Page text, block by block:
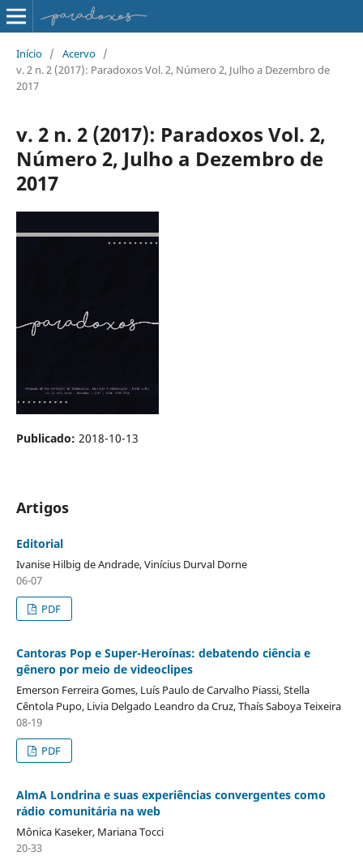
Início / Acervo /
v. 2 n. 2 (2017): Paradoxos Vol. 2, Número 2, Julho a Dezembro de
2017
v. 2 n. 2 (2017): Paradoxos Vol. 2,
Número 2, Julho a Dezembro de
2017
Publicado: 2018-10-13
Artigos
Editorial
Ivanise Hilbig de Andrade, Vinícius Durval Dorne
06-07
PDF
Cantoras Pop e Super-Heroínas: debatendo ciência e
gênero por meio de videoclipes
Emerson Ferreira Gomes, Luís Paulo de Carvalho Piassi, Stella
Cêntola Pupo, Livia Delgado Leandro da Cruz, Thaís Saboya Teixeira
08-19
PDF
AlmA Londrina e suas experiências convergentes como
rádio comunitária na web
Mônica Kaseker, Mariana Tocci
20-33